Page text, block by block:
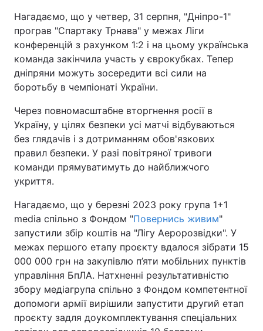
Тема оформлення
Нагадаємо, що у четвер, 31 серпня, "Дніпро-1"
програв "Спартаку Трнава" у межах Ліги
конференцій з рахунком 1:2 і на цьому українська
команда закінчила участь у єврокубках. Тепер
дніпряни можуть зосередити всі сили на
боротьбу в чемпіонаті України.
Через повномасштабне вторгнення росії в
Україну, у цілях безпеки усі матчі відбуваються
без глядачів і з дотриманням обов'язкових
правил безпеки. У разі повітряної тривоги
команди прямуватимуть до найближчого
укриття.
Нагадаємо, що у березні 2023 року група 1+1
media спільно з Фондом "Повернись живим"
запустили збір коштів на "Лігу Аеророзвідки". У
межах першого етапу проєкту вдалося зібрати 15
000 000 грн на закупівлю п’яти мобільних пунктів
управління БпЛА. Натхненні результативністю
збору медіагрупа спільно з Фондом компетентної
допомоги армії вирішили запустити другий етап
проєкту задля доукомплектування спеціальних